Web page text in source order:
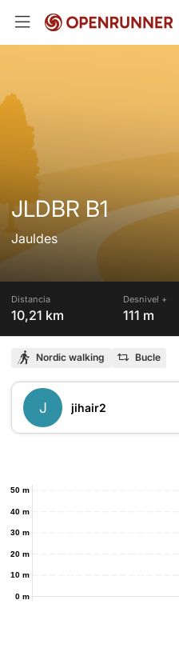
JLDBR B1
Jauldes
Distancia
10,21 km
Desnivel +
111 m
Nordic walking Bucle
J jihair2
0 m
10 m
20 m
30 m
40 m
50 m